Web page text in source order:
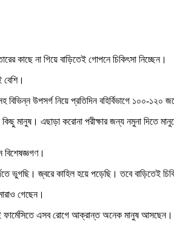
কাছে না গিয়ে বাড়িতেই গোপনে চিকিৎসা নিচ্ছেন।
উপসর্গ নিয়ে প্রতিদিন বহির্বিভাগে ১০০-১২০
মানুষ। এছাড়া করোনা পরীক্ষার জন্য নমুনা দিতে
বিশেষজ্ঞগণ।
ভুগছি। জ্বরে কাহিল হয়ে পড়েছি। তবে বাড়িতেই
গেছেন।
ফার্মেসিতে এসব রোগে আক্রান্ত অনেক মানুষ